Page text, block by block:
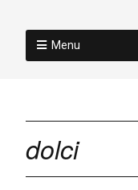
Menu
dolci